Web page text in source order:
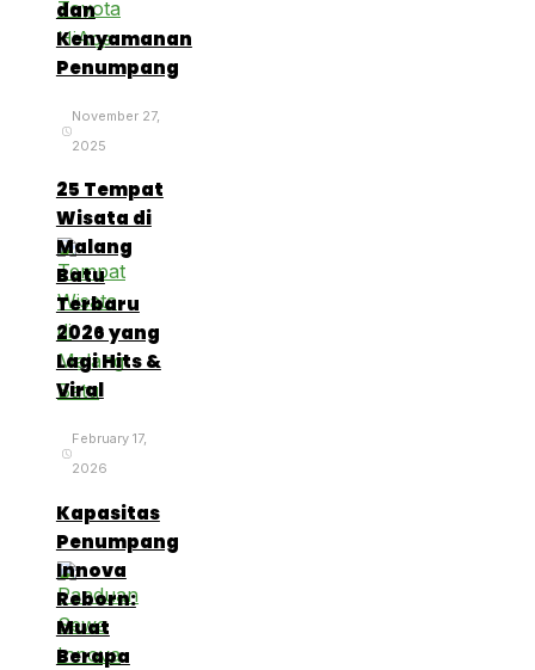
dan
Kenyamanan
Penumpang
November 27,
2025
25 Tempat
Wisata di
Malang
Batu
Terbaru
2026 yang
Lagi Hits &
Viral
February 17,
2026
Kapasitas
Penumpang
Innova
Reborn:
Muat
Berapa